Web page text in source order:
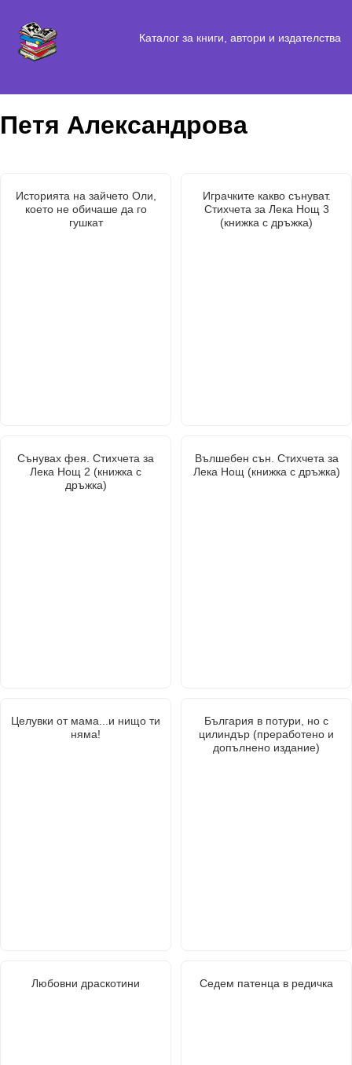
Каталог за книги, автори и издателства
Петя Александрова
Историята на зайчето Оли,
което не обичаше да го
гушкат
Играчките какво сънуват.
Стихчета за Лека Нощ 3
(книжка с дръжка)
Сънувах фея. Стихчета за
Лека Нощ 2 (книжка с
дръжка)
Вълшебен сън. Стихчета за
Лека Нощ (книжка с дръжка)
Целувки от мама...и нищо ти
няма!
България в потури, но с
цилиндър (преработено и
допълнено издание)
Любовни драскотини Седем патенца в редичка